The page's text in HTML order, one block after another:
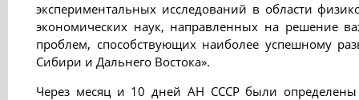
экспериментальных исследований в области
экономических наук, направленных на решение
проблем, способствующих наиболее успешному
Сибири и Дальнего Востока».
Через месяц и 10 дней АН СССР были определены